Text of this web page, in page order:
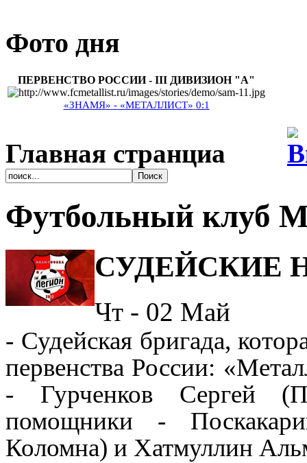
Фото дня
ПЕРВЕНСТВО РОССИИ - III ДИВИЗИОН "А"
«ЗНАМЯ» -«МЕТАЛЛИСТ» 0:1
Главная странциа
Футбольный клуб
СУДЕЙСКИЕ
Чт - 02 Май
- Судейская бригада,
первенства России: «
- Гурченков Сергей
помощники -
Коломна) и Хатмуллин